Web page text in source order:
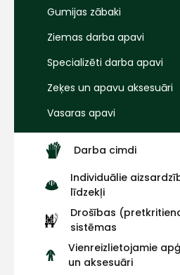
Gumijas zābaki
Ziemas darba apavi
Specializēti darba apavi
Zeķes un apavu aksesuāri
Vasaras apavi
Darba cimdi
Individuālie
līdzekļi
Drošības
sistēmas
Vienreizlietojamie
un aksesuāri